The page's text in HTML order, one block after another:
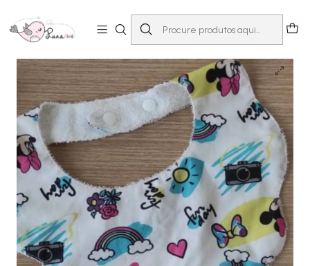
Babetes Babete Minnie Arco-Íris